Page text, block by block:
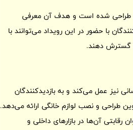
طراحی شده است و هدف آن معرفی
با حضور در این رویداد می‌توانند با
گسترش دهند.
نیز عمل می‌کند و به بازدیدکنندگان
طراحی و نصب لوازم خانگی ارائه می‌دهد.
آن‌ها در بازارهای داخلی و